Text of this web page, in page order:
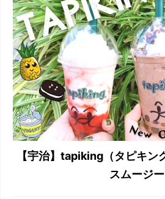
【宇治】tapiking（タピキン
スムージー